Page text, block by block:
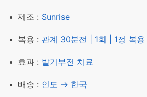
₩ 82,800.
제조 : Sunrise
복용 : 관계 30분전 | 1회 | 1정 복용
효과 : 발기부전 치료
배송 : 인도 → 한국